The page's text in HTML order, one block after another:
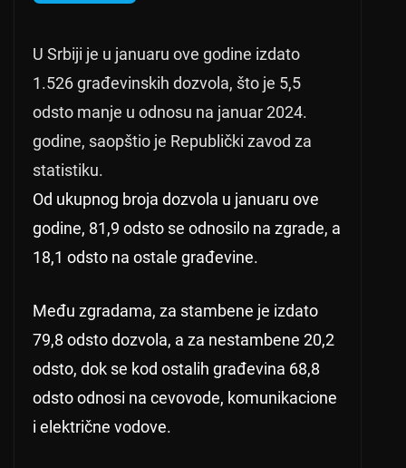
U Srbiji je u januaru ove godine izdato
1.526 građevinskih dozvola, što je 5,5
odsto manje u odnosu na januar 2024.
godine, saopštio je Republički zavod za
statistiku.
Od ukupnog broja dozvola u januaru ove
godine, 81,9 odsto se odnosilo na zgrade, a
18,1 odsto na ostale građevine.
Među zgradama, za stambene je izdato
79,8 odsto dozvola, a za nestambene 20,2
odsto, dok se kod ostalih građevina 68,8
odsto odnosi na cevovode, komunikacione
i električne vodove.